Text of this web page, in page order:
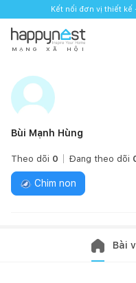
Kết nối đơn vị thiết kế
M Ạ N G X Ã H Ộ I
Bùi Mạnh Hùng
Theo dõi 0 Đang theo dõi
Chim non
Bài